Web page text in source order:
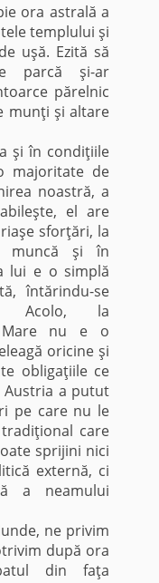
ora astrală a
templului şi
uşă. Ezită să
parcă şi-ar
părelnic
munţi şi altare
în condiţiile
majoritate de
noastră, a
el are
sforţări, la
muncă şi în
lui e o simplă
întărindu-se
Acolo, la
Mare nu e o
oricine şi
obligaţiile ce
Austria a putut
pe care nu le
care
sprijini nici
externă, ci
a neamului
ne privim
după ora
din faţa